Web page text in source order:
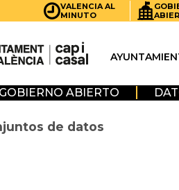
VALENCIA AL
MINUTO
GOBIERNO ABIERTO
de datos